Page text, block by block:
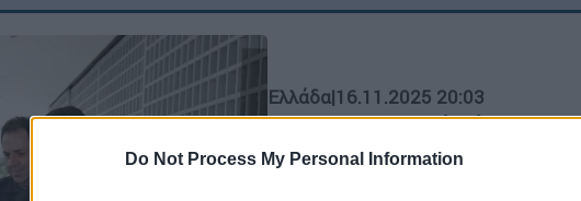
Do Not Process My Personal Information
Ελλάδα|16.11.2025 20:03
«Παραδικαστικό κύκλωμα
στο εδώλιο Γιοσάκης,